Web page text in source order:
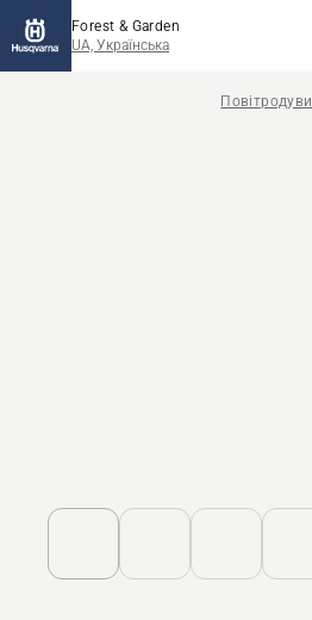
Forest & Garden
UA, Українська
Повітродуви